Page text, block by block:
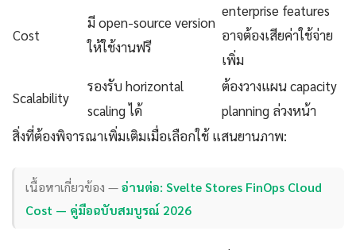
Cost
มี open-source version
ให้ใช้งานฟรี
enterprise features
อาจต้องเสียค่าใช้จ่าย
เพิ่ม
Scalability
รองรับ horizontal
scaling ได้
ต้องวางแผน capacity
planning ล่วงหน้า
สิ่งที่ต้องพิจารณาเพิ่มเติมเมื่อเลือกใช้ แสนยานภาพ:
เนื้อหาเกี่ยวข้อง —อ่านต่อ: Svelte Stores FinOps Cloud
Cost — คู่มือฉบับสมบูรณ์ 2026